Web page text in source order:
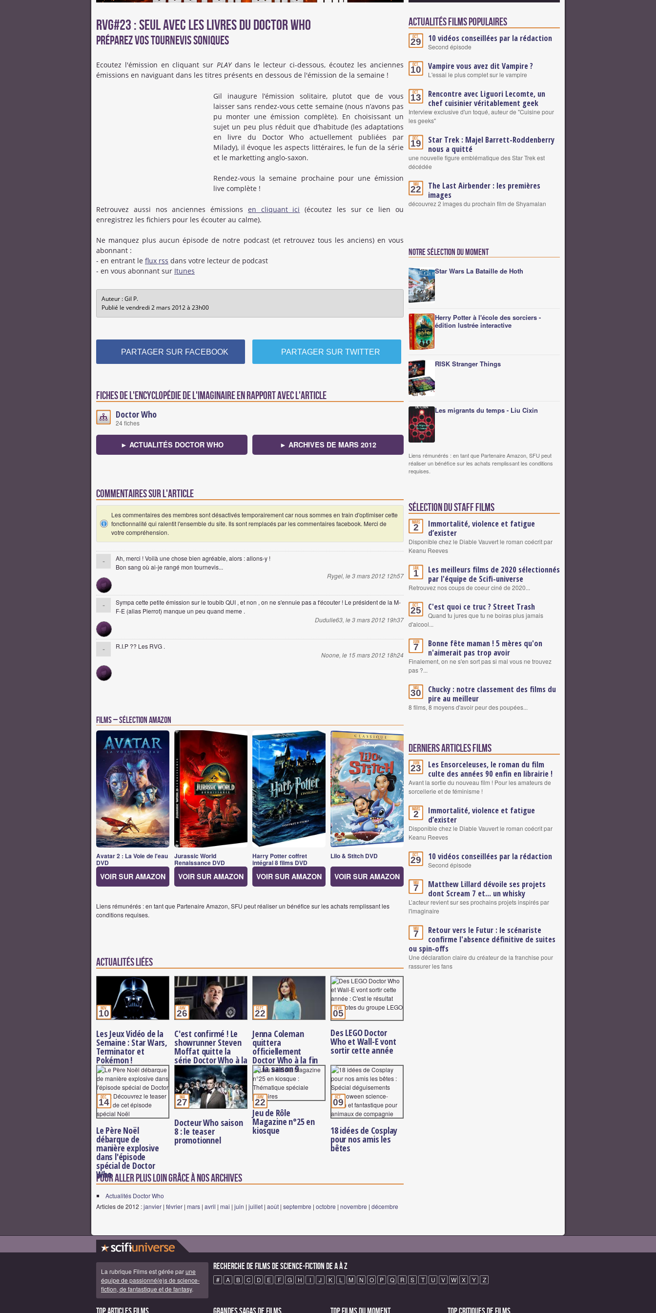
RVG#23 : Seul avec les livres du Doctor Who
Préparez vos tournevis soniques
Ecoutez l'émission en cliquant sur PLAYdans le lecteur ci-dessous, écoutez les anciennes
émissions en naviguant dans les titres présents en dessous de l'émission de la semaine !
Gil inaugure l’émission solitaire, plutot que de vous
laisser sans rendez-vous cette semaine (nous n’avons pas
pu monter une émission complète). En choisissant un
sujet un peu plus réduit que d’habitude (les adaptations
en livre du Doctor Who actuellement publiées par
Milady), il évoque les aspects littéraires, le fun de la série
et le marketting anglo-saxon.
Rendez-vous la semaine prochaine pour une émission
live complète !
Retrouvez aussi nos anciennes émissions en cliquant ici (écoutez les sur ce lien ou
enregistrez les fichiers pour les écouter au calme).
Ne manquez plus aucun épisode de notre podcast (et retrouvez tous les anciens) en vous
abonnant :
- en entrant le flux rss dans votre lecteur de podcast
- en vous abonnant sur Itunes
Auteur : Gil P.
Publié le vendredi 2 mars 2012 à 23h00
PARTAGER SUR FACEBOOK PARTAGER SUR TWITTER
Fiches de l'encyclopédie de l'imaginaire en rapport avec l'article
Doctor Who
24 fiches
► ACTUALITÉS DOCTOR WHO ► ARCHIVES DE MARS 2012
Commentaires sur l'article
Les commentaires des membres sont désactivés temporairement car nous sommes en train d'optimiser cette
fonctionnalité qui ralentit l'ensemble du site. Ils sont remplacés par les commentaires facebook. Merci de
votre compréhension.
-
Ah, merci ! Voilà une chose bien agréable, alors : allons-y !
Bon sang où ai-je rangé mon tournevis...
Rygel, le 3 mars 2012 12h57
-
Sympa cette petite émission sur le toubib QUI , et non , on ne s'ennuie pas a t'écouter ! Le président de la M-
F-E (alias Pierrot) manque un peu quand meme .
Dudulle63, le 3 mars 2012 19h37
-
R.I.P ?? Les RVG .
Noone, le 15 mars 2012 18h24
Films – Sélection Amazon
Avatar 2 : La Voie de l'eau
DVD
VOIR SUR AMAZON
Jurassic World
Renaissance DVD
VOIR SUR AMAZON
Harry Potter coffret
intégral 8 films DVD
VOIR SUR AMAZON
Lilo & Stitch DVD
VOIR SUR AMAZON
Liens rémunérés : en tant que Partenaire Amazon, SFU peut réaliser un bénéfice sur les achats remplissant les
conditions requises.
Actualités Liées
nov.
10
Les Jeux Vidéo de la
Semaine : Star Wars,
Terminator et
Pokémon !
janv.
26
C'est confirmé ! Le
showrunner Steven
Moffat quitte la
série Doctor Who à la
prochaine saison
sept.
22
Jenna Coleman
quittera
officiellement
Doctor Who à la fin
de la saison 9
févr.
05
Des LEGO Doctor
Who et Wall-E vont
sortir cette année
déc.
14
Le Père Noël
débarque de
manière explosive
dans l'épisode
spécial de Doctor
Who
mai
27
Docteur Who saison
8 : le teaser
promotionnel
janv.
22
Jeu de Rôle
Magazine n°25 en
kiosque
oct.
09
18 idées de Cosplay
pour nos amis les
bêtes
Pour aller plus loin grâce à nos archives
Actualités Doctor Who
Articles de 2012 :janvier | février | mars | avril | mai | juin | juillet | août | septembre | octobre | novembre | décembre
Actualités Films populaires
Oct.
29 10 vidéos conseillées par la rédaction
Second épisode
Oct.
10 Vampire vous avez dit Vampire ?
L'essai le plus complet sur le vampire
Oct.
13
Rencontre avec Liguori Lecomte, un
chef cuisinier véritablement geek
Interview exclusive d'un toqué, auteur de "Cuisine pour
les geeks"
Déc.
19
Star Trek : Majel Barrett-Roddenberry
nous a quitté
une nouvelle figure emblématique des Star Trek est
décédée
Mai
22
The Last Airbender : les premières
images
découvrez 2 images du prochain film de Shyamalan
Notre sélection du moment
Star Wars La Bataille de Hoth
Herry Potter à l'école des sorciers -
édition lustrée interactive
RISK Stranger Things
Les migrants du temps - Liu Cixin
Liens rémunérés : en tant que Partenaire Amazon, SFU peut
réaliser un bénéfice sur les achats remplissant les conditions
requises.
Sélection du staff Films
Mars
2
Immortalité, violence et fatigue
d’exister
Disponible chez le Diable Vauvert le roman coécrit par
Keanu Reeves
Jan.
1
Les meilleurs films de 2020 sélectionnés
par l'équipe de Scifi-universe
Retrouvez nos coups de coeur ciné de 2020...
Oct.
25 C'est quoi ce truc ? Street Trash
Quand tu jures que tu ne boiras plus jamais
d'alcool...
Juin
7
Bonne fête maman ! 5 mères qu'on
n'aimerait pas trop avoir
Finalement, on ne s'en sort pas si mal vous ne trouvez
pas ?...
Mai
30
Chucky : notre classement des films du
pire au meilleur
8 films, 8 moyens d'avoir peur des poupées...
Derniers articles Films
Juin
23
Les Ensorceleuses, le roman du film
culte des années 90 enfin en librairie !
Avant la sortie du nouveau film ! Pour les amateurs de
sorcellerie et de féminisme !
Mars
2
Immortalité, violence et fatigue
d’exister
Disponible chez le Diable Vauvert le roman coécrit par
Keanu Reeves
Oct.
29 10 vidéos conseillées par la rédaction
Second épisode
Mai
7
Matthew Lillard dévoile ses projets
dont Scream 7 et... un whisky
L’acteur revient sur ses prochains projets inspirés par
l'imaginaire
Mai
7
Retour vers le Futur : le scénariste
confirme l'absence définitive de suites
ou spin-offs
Une déclaration claire du créateur de la franchise pour
rassurer les fans
La rubrique Films est gérée parune
équipe de passionné(e)s de science-
fiction, de fantastique et de fantasy.
Recherche de Films de science-fiction de A à Z
# A B C D E F G H I J K L M N O P Q R S T U V W X Y Z